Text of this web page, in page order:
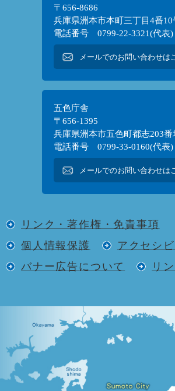
〒656-8686
兵庫県洲本市本町三丁目4番10
電話番号 0799-22-3321(代表)
メールでのお問い合わせは
五色庁舎
〒656-1395
兵庫県洲本市五色町都志203番
電話番号 0799-33-0160(代表)
メールでのお問い合わせは
リンク・著作権・免責事項
個人情報保護
アクセシ
バナー広告について
リ